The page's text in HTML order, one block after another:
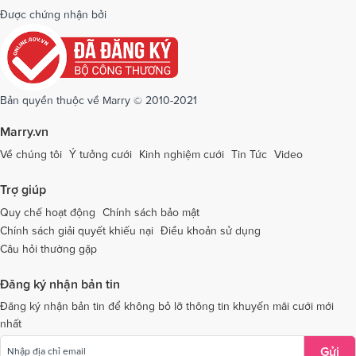
Dịch vụ cưới tại Quảng Ngãi
Dịch vụ cưới tại Quảng Ninh
Dịch vụ cưới tại Sóc Trăng Dịch vụ cưới tại Sơn La
Dịch vụ cưới tại Thái Bình Dịch vụ cưới tại Thanh Hóa
Dịch vụ cưới tại Thừa Thiên - Huế
Dịch vụ cưới tại An Giang Dịch vụ cưới tại Trà Vinh
Dịch vụ cưới tại Tuyên Quang
Dịch vụ cưới tại Bà Rịa - Vũng TàuDịch vụ cưới tại Bắc Giang
Dịch vụ cưới tại Bắc Kạn
Được chứng nhận bởi
Bản quyền thuộc về Marry © 2010-2021
Marry.vn
Về chúng tôi Ý tưởng cưới Kinh nghiệm cưới Tin Tức Video
Trợ giúp
Quy chế hoạt động
Chính sách bảo mật
Chính sách giải quyết khiếu nại Điều khoản sử dụng
Câu hỏi thường gặp
Đăng ký nhận bản tin
Đăng ký nhận bản tin để không bỏ lỡ thông tin khuyến mãi cưới mới
nhất
Gửi